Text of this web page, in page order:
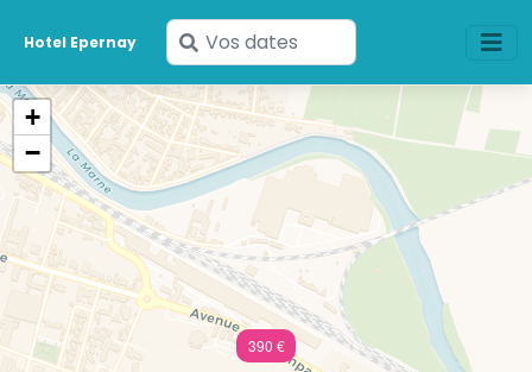
Hotel Epernay
Saisissez
vos
dates
390 €
+
−